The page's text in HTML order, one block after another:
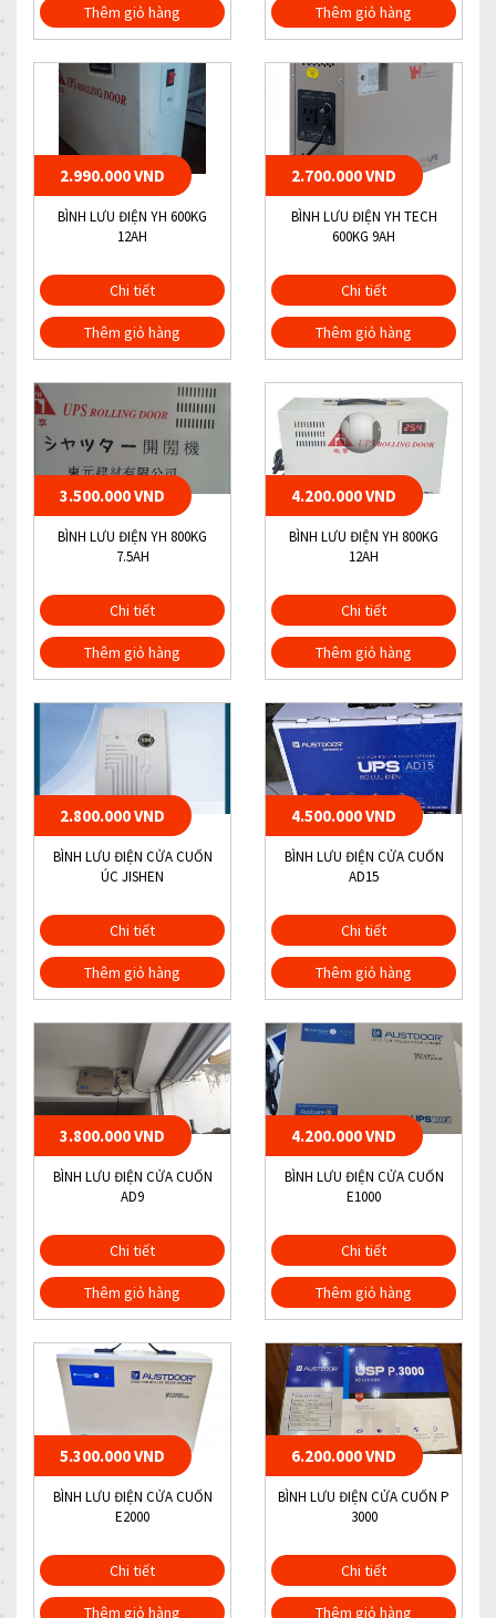
Thêm giỏ hàng Thêm giỏ hàng
2.990.000 VND
BÌNH LƯU ĐIỆN YH 600KG
12AH
Chi tiết
Thêm giỏ hàng
2.700.000 VND
BÌNH LƯU ĐIỆN YH TECH
600KG 9AH
Chi tiết
Thêm giỏ hàng
3.500.000 VND
BÌNH LƯU ĐIỆN YH 800KG
7.5AH
Chi tiết
Thêm giỏ hàng
4.200.000 VND
BÌNH LƯU ĐIỆN YH 800KG
12AH
Chi tiết
Thêm giỏ hàng
2.800.000 VND
BÌNH LƯU ĐIỆN CỬA CUỐN
ÚC JISHEN
Chi tiết
Thêm giỏ hàng
4.500.000 VND
BÌNH LƯU ĐIỆN CỬA CUỐN
AD15
Chi tiết
Thêm giỏ hàng
3.800.000 VND
BÌNH LƯU ĐIỆN CỬA CUỐN
AD9
Chi tiết
Thêm giỏ hàng
4.200.000 VND
BÌNH LƯU ĐIỆN CỬA CUỐN
E1000
Chi tiết
Thêm giỏ hàng
5.300.000 VND
BÌNH LƯU ĐIỆN CỬA CUỐN
E2000
Chi tiết
Thêm giỏ hàng
6.200.000 VND
BÌNH LƯU ĐIỆN CỬA CUỐN P
3000
Chi tiết
Thêm giỏ hàng